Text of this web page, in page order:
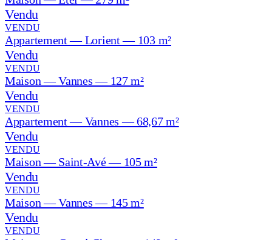
Vendu
VENDU
Appartement — Lorient — 103 m²
Vendu
VENDU
Maison — Vannes — 127 m²
Vendu
VENDU
Appartement — Vannes — 68,67 m²
Vendu
VENDU
Maison — Saint-Avé — 105 m²
Vendu
VENDU
Maison — Vannes — 145 m²
Vendu
VENDU